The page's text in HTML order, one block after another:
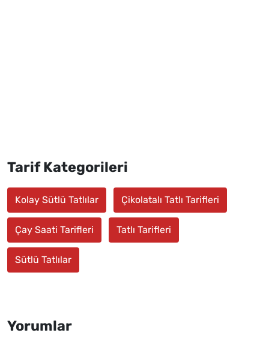
Tarif Kategorileri
Kolay Sütlü Tatlılar Çikolatalı Tatlı Tarifleri
Çay Saati Tarifleri Tatlı Tarifleri
Sütlü Tatlılar
Yorumlar